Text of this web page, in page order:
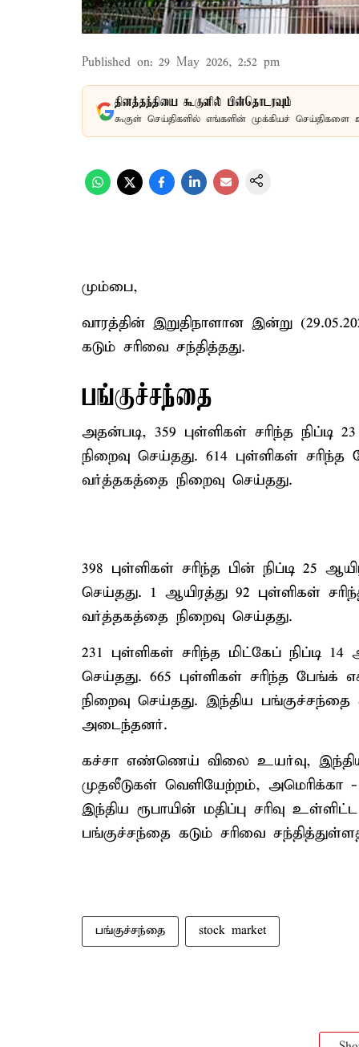
Published on: 29 May 2026, 2:52 pm
தினத்தந்தியை கூகுளில் பின்தொடரவும்
கூகுள் செய்திகளில் எங்களின் முக்கியச் செய்திகளை
மும்பை,
வாரத்தின் இறுதிநாளான இன்று
கடும் சரிவை சந்தித்தது.
பங்குச்சந்தை
அதன்படி, 359 புள்ளிகள் சரிந்த நிப்டி
நிறைவு செய்தது. 614 புள்ளிகள் சரிந்த
வர்த்தகத்தை நிறைவு செய்தது.
398 புள்ளிகள் சரிந்த பின் நிப்டி 25
செய்தது. 1 ஆயிரத்து 92 புள்ளிகள்
வர்த்தகத்தை நிறைவு செய்தது.
231 புள்ளிகள் சரிந்த மிட்கேப் நிப்டி
செய்தது. 665 புள்ளிகள் சரிந்த பேங்க்
நிறைவு செய்தது. இந்திய
அடைந்தனர்.
கச்சா எண்ணெய் விலை உயர்வு, இந்திய
முதலீடுகள் வெளியேற்றம், அமெரிக்கா
இந்திய ரூபாயின் மதிப்பு சரிவு
பங்குச்சந்தை கடும் சரிவை
பங்குச்சந்தை stock market